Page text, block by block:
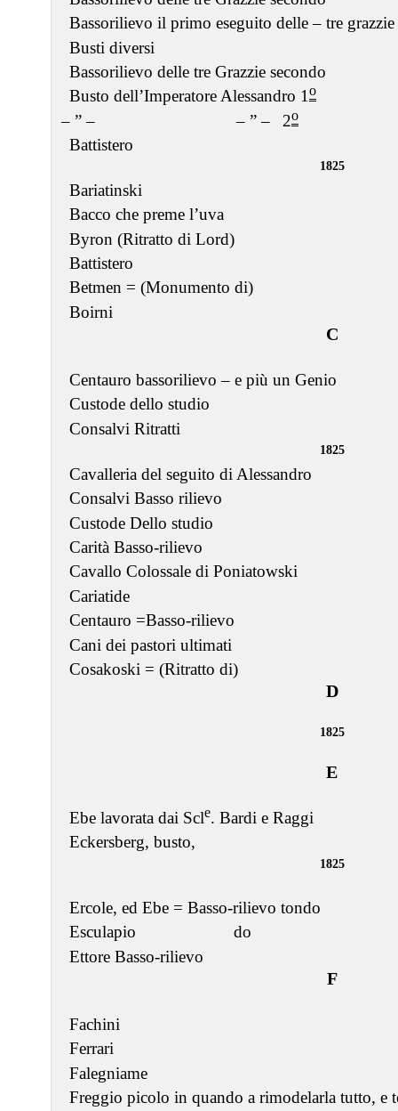
Bassorilievo il primo eseguito delle – tre grazzie
Busti diversi
Bassorilievo delle tre Grazzie secondo
Busto dell’Imperatore Alessandro 1o
– ” – – ” – 2o
Battistero
1825
Bariatinski
Bacco che preme l’uva
Byron (Ritratto di Lord)
Battistero
Betmen = (Monumento di)
Boirni
C
Centauro bassorilievo – e più un Genio
Custode dello studio
Consalvi Ritratti
1825
Cavalleria del seguito di Alessandro
Consalvi Basso rilievo
Custode Dello studio
Carità Basso-rilievo
Cavallo Colossale di Poniatowski
Cariatide
Centauro =Basso-rilievo
Cani dei pastori ultimati
Cosakoski = (Ritratto di)
D
1825
E
Ebe lavorata dai Scle. Bardi e Raggi
Eckersberg, busto,
1825
Ercole, ed Ebe = Basso-rilievo tondo
Esculapio do
Ettore Basso-rilievo
F
Fachini
Ferrari
Falegniame
Freggio picolo in quando a rimodelarla tutto, e